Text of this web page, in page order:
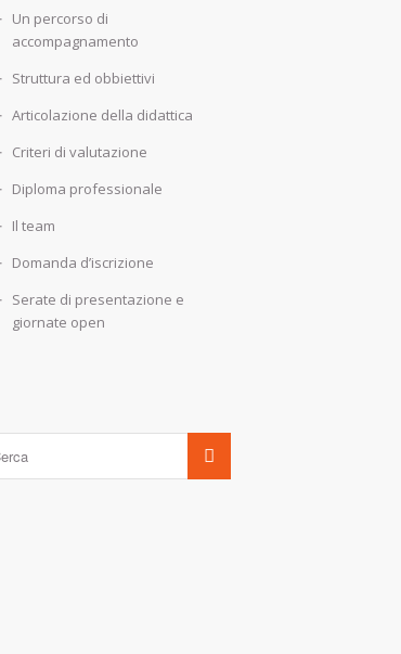
Un percorso di
accompagnamento
Struttura ed obbiettivi
Articolazione della didattica
Criteri di valutazione
Diploma professionale
Il team
Domanda d’iscrizione
Serate di presentazione e
giornate open